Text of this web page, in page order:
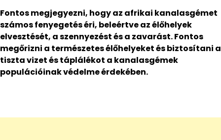
Fontos megjegyezni, hogy az afrikai kanalasgémet
számos fenyegetés éri, beleértve az élőhelyek
elvesztését, a szennyezést és a zavarást. Fontos
megőrizni a természetes élőhelyeket és biztosítani a
tiszta vizet és táplálékot a kanalasgémek
populációinak védelme érdekében.